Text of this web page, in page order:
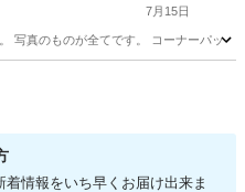
7月15日
写真のものが全てです。 コーナーパッ
情報をいち早くお届け出来ま